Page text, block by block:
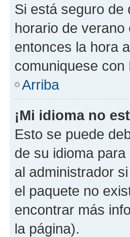
Si está seguro de
horario de
entonces la hora
comuniquese con
Arriba
¡Mi idioma no
Esto se puede
de su idioma
al administrador
el paquete no
encontrar más
la página).